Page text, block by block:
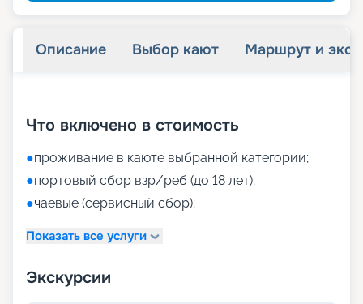
Описание Выбор кают Маршрут и
Что включено в стоимость
●проживание в каюте выбранной категории;
●портовый сбор взр/реб (до 18 лет);
●чаевые (сервисный сбор);
Показать все услуги
Экскурсии